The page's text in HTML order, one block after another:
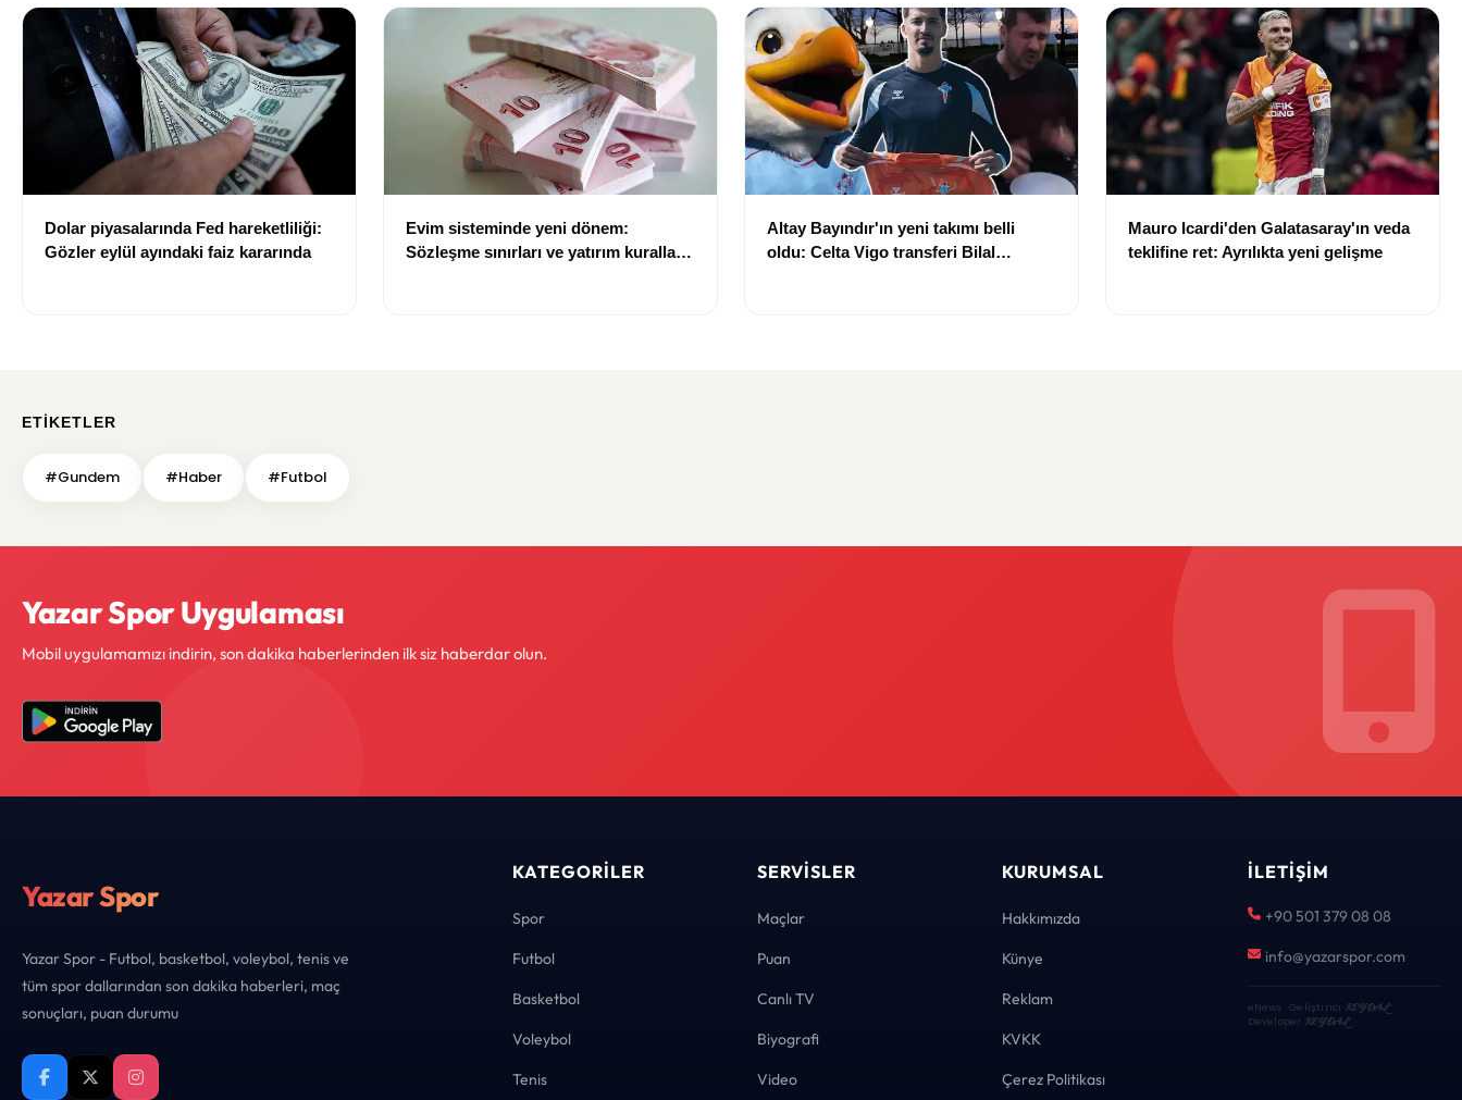
Dolar piyasalarında Fed hareketliliği:
Gözler eylül ayındaki faiz kararında
Evim sisteminde yeni dönem:
Sözleşme sınırları ve yatırım kuralları
Altay Bayındır'ın yeni takımı belli
oldu: Celta Vigo transferi Bilal
Mauro Icardi'den Galatasaray'ın veda
teklifine ret: Ayrılıkta yeni gelişme
ETIKETLER
#Gundem #Haber #Futbol
Yazar Spor Uygulaması
Mobil uygulamamızı indirin, son dakika haberlerinden ilk siz haberdar olun.
Yazar Spor
Yazar Spor - Futbol, basketbol, voleybol, tenis ve
tüm spor dallarından son dakika haberleri, maç
sonuçları, puan durumu
KATEGORILER
Spor
Futbol
Basketbol
Voleybol
Tenis
SERVISLER
Maçlar
Puan
Canlı TV
Biyografi
Video
KURUMSAL
Hakkımızda
Künye
Reklam
KVKK
Çerez Politikası
İLETIŞIM
+90 501 379 08 08
info@yazarspor.com
eNews · Geliştirici KEYDAL·
Developer KEYDAL